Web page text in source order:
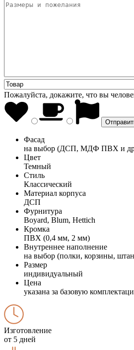
Пожалуйста, докажите, что вы
Фасад
на выбор (ДСП, МДФ ПВХ и
Цвет
Темный
Стиль
Классический
Материал корпуса
ДСП
Фурнитура
Boyard, Blum, Hettich
Кромка
ПВХ (0,4 мм, 2 мм)
Внутреннее наполнение
на выбор (полки, корзины,
Размер
индивидуальный
Цена
указана за базовую
Изготовление
от 5 дней